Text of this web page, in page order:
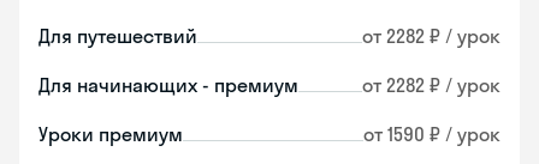
Для путешествий от 2282 ₽ / урок
Для начинающих - премиум от 2282 ₽ / урок
Уроки премиум от 1590 ₽ / урок